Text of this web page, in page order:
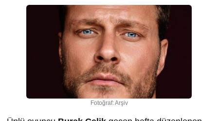
Fotoğraf: Arşiv